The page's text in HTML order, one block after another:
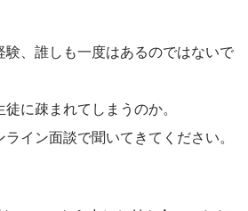
験、誰しも一度はあるのではないで
に疎まれてしまうのか。
イン面談で聞いてきてください。